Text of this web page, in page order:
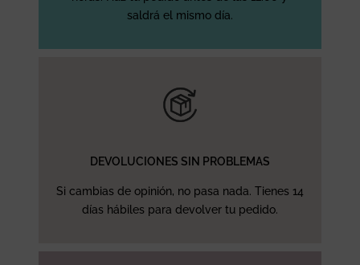
saldrá el mismo día.
DEVOLUCIONES SIN PROBLEMAS
Si cambias de opinión, no pasa nada. Tienes 14
días hábiles para devolver tu pedido.